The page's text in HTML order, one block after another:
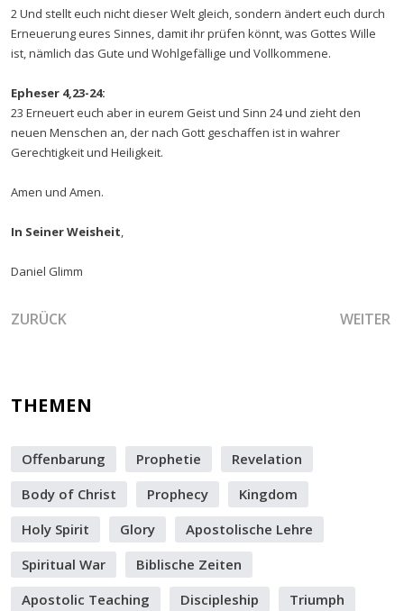
2 Und stellt euch nicht dieser Welt gleich, sondern ändert euch durch
Erneuerung eures Sinnes, damit ihr prüfen könnt, was Gottes Wille
ist, nämlich das Gute und Wohlgefällige und Vollkommene.
Epheser 4,23-24:
23 Erneuert euch aber in eurem Geist und Sinn 24 und zieht den
neuen Menschen an, der nach Gott geschaffen ist in wahrer
Gerechtigkeit und Heiligkeit.
Amen und Amen.
In Seiner Weisheit,
Daniel Glimm
VORHERIGER BEITRAG: DER PFRIEM, DAS OHR UND DIE
ZURÜCK WEITER
THEMEN
Offenbarung Prophetie
Revelation
Body of Christ
Prophecy
Kingdom
Holy Spirit
Glory
Apostolische Lehre
Spiritual War
Biblische Zeiten
Apostolic Teaching
Discipleship
Triumph